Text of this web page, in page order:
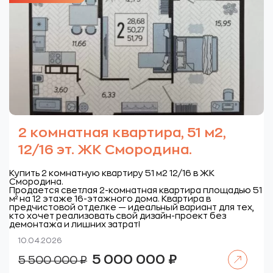
2 комнатная квартира, 51 м2,
12/16 эт. ЖК Смородина.
Купить 2 комнатную квартиру 51 м2 12/16 в ЖК
Смородина.
Продается светлая 2-комнатная квартира площадью 51
м² на 12 этаже 16-этажного дома. Квартира в
предчистовой отделке — идеальный вариант для тех,
кто хочет реализовать свой дизайн-проект без
демонтажа и лишних затрат!
10.04.2026
5 500 000₽
Первоначальная
цена
5 000 000 ₽Текущая